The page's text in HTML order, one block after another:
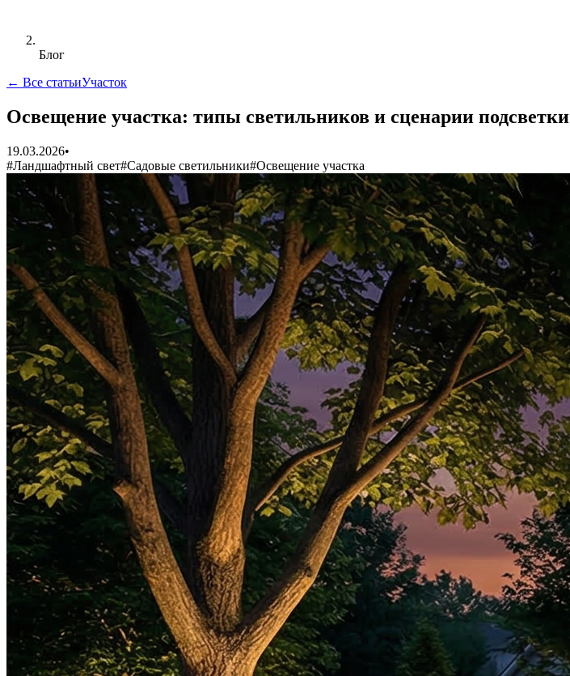
Блог
← Все статьиУчасток
Освещение участка: типы светильников и сценарии подсветки
19.03.2026•
#Ландшафтный свет#Садовые светильники#Освещение участка